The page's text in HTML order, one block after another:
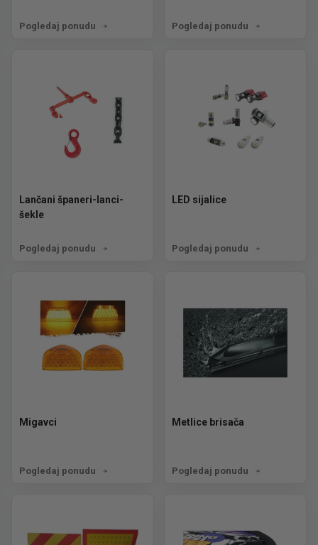
Pogledaj ponudu Pogledaj ponudu
Lančani španeri-lanci-
šekle
Pogledaj ponudu
LED sijalice
Pogledaj ponudu
Migavci
Pogledaj ponudu
Metlice brisača
Pogledaj ponudu